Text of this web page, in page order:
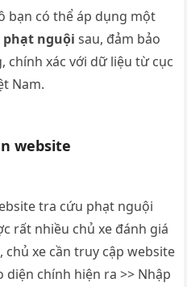
bạn có thể áp dụng một
phạt nguội sau, đảm bảo
chính xác với dữ liệu từ cục
Nam.
website
tra cứu phạt nguội
rất nhiều chủ xe đánh giá
xe cần truy cập website
diện chính hiện ra >> Nhập